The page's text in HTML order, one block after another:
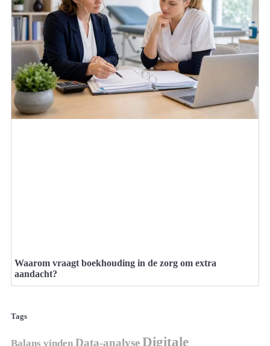
Waarom vraagt boekhouding in de zorg om extra
aandacht?
Tags
Balans vinden Data-analyseDigitale